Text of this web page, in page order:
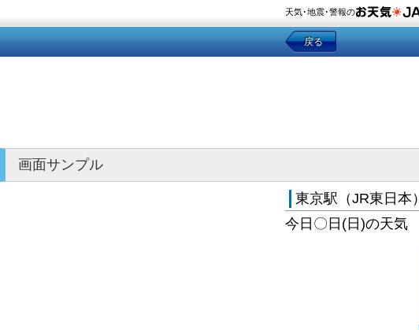
天気･地震･警報の
戻る
画面サンプル
東京駅（JR東日本）
今日〇日(日)の天気